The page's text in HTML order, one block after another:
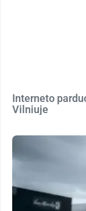
Interneto
Vilniuje